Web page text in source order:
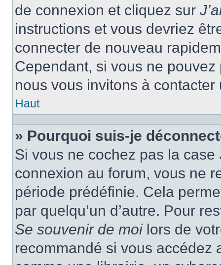
de connexion et cliquez sur
instructions et vous devriez
connecter de nouveau
Cependant, si vous ne
nous vous invitons à
Haut
» Pourquoi suis-je
Si vous ne cochez pas la case
connexion au forum, vous ne
période prédéfinie. Cela
par quelqu’un d’autre. Pour
Se souvenir de moilors de
recommandé si vous accédez